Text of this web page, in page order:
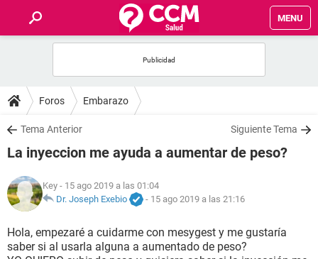
MENU
FOROS
SALUD
FAMILIA
NUTRICIÓN
BIENESTAR
Foros Embarazo
Tema Anterior Siguiente Tema
La inyeccion me ayuda a aumentar de peso?
Key - 15 ago 2019 a las 01:04
Dr. Joseph Exebio
- 15 ago 2019 a las 21:16
Hola, empezaré a cuidarme con mesygest y me gustaría
saber si al usarla alguna a aumentado de peso?